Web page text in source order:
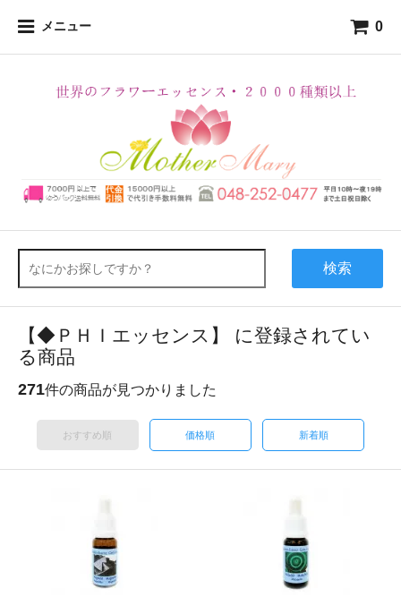
メニュー 0
検索
【◆ＰＨＩエッセンス】 に登録されてい
る商品
271件の商品が見つかりました
おすすめ順 価格順 新着順